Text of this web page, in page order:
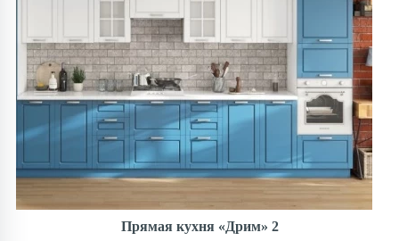
Прямая кухня «Дрим» 2